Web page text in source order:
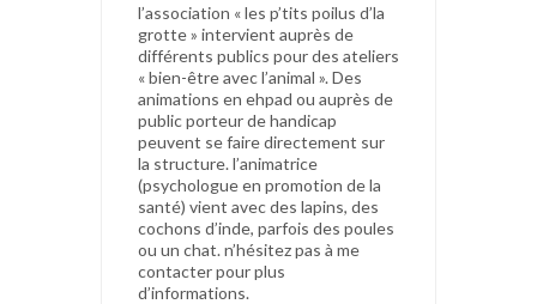
l’association « les p’tits poilus d’la
grotte » intervient auprès de
différents publics pour des ateliers
« bien-être avec l’animal ». Des
animations en ehpad ou auprès de
public porteur de handicap
peuvent se faire directement sur
la structure. l’animatrice
(psychologue en promotion de la
santé) vient avec des lapins, des
cochons d’inde, parfois des poules
ou un chat. n’hésitez pas à me
contacter pour plus
d’informations.